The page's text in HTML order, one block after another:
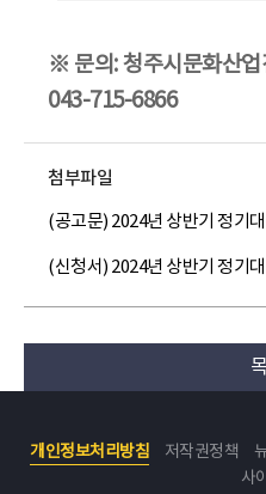
※ 문의:청주시문화산
043-715-6866
첨부파일
(공고문) 2024년 상반기 정기
(신청서) 2024년 상반기 정기
개인정보처리방침 저작권정책
사